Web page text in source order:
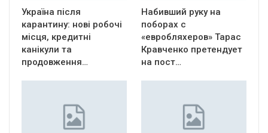
Україна після
карантину: нові робочі
місця, кредитні
канікули та
продовження…
Набивший руку на
поборах с
«евробляхеров» Тарас
Кравченко претендует
на пост…